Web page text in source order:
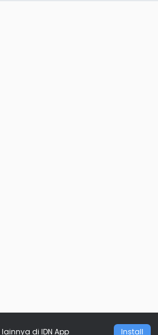
lainnya di IDN App Install